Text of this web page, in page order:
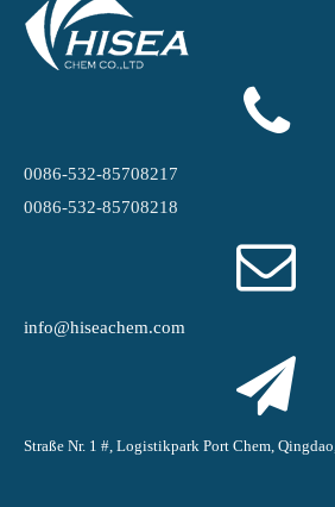
0086-532-85708217
0086-532-85708218
info@hiseachem.com
Straße Nr. 1 #, Logistikpark Port Chem,